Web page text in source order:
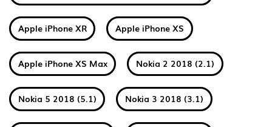
Apple iPhone XR Apple iPhone XS
Apple iPhone XS Max Nokia 2 2018 (2.1)
Nokia 5 2018 (5.1) Nokia 3 2018 (3.1)